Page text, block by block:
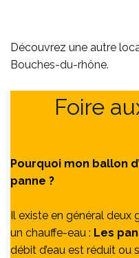
Découvrez une autre
Bouches-du-rhône.
Foire
Pourquoi mon ballon
panne ?
Il existe en général deux
un chauffe-eau : Les
débit d’eau est réduit ou